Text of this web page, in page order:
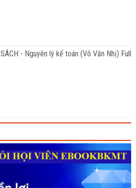
SÁCH - Nguyên lý kế toán (Võ Văn Nhị) Full